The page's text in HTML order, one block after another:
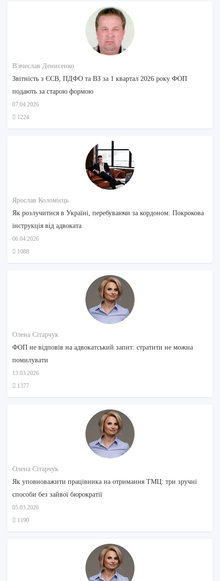
В'ячеслав Денисенко
Звітність з ЄСВ, ПДФО та ВЗ за 1 квартал 2026 року ФОП
подають за старою формою
07.04.2026
1224
Ярослав Коломієць
Як розлучитися в Україні, перебуваючи за кордоном: Покрокова
інструкція від адвоката
06.04.2026
1088
Олена Сітарчук
ФОП не відповів на адвокатський запит: стратити не можна
помилувати
13.03.2026
1377
Олена Сітарчук
Як уповноважити працівника на отримання ТМЦ: три зручні
способи без зайвої бюрократії
05.03.2026
1190